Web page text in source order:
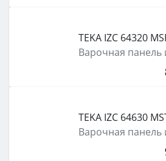
TEKA IZC 64320
Варочная панель
TEKA IZC 64630
Варочная панель